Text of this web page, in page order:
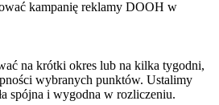
kampanię reklamy DOOH w
na krótki okres lub na kilka tygodni,
wybranych punktów. Ustalimy
spójna i wygodna w rozliczeniu.